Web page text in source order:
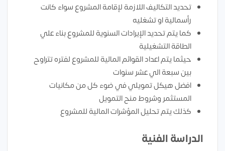
تحديد التكاليف اللازمة لإقامة المشروع سواء كانت
رأسمالية او تشغليه
كما يتم تحديد الإيرادات السنوية للمشروع بناء علي
الطاقة التشغيلية
حيثما يتم اعداد القوائم المالية للمشروع لفتره تتراوح
بين سبعة الي عشر سنوات
افضل هيكل تمويلي في ضوء كل من مكانيات
المستثمر وشروط منح التمويل
كذلك يتم تحليل المؤشرات المالية للمشروع
الدراسة الفنية